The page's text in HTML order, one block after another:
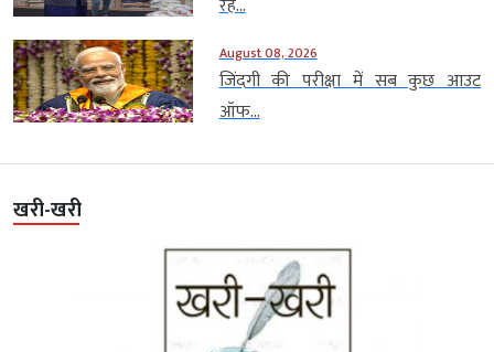
August 08, 2026
जिंदगी की परीक्षा में सब कुछ आउट
ऑफ...
खरी-खरी